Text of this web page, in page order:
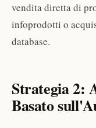
vendita diretta di
infoprodotti o
database.
Strategia 2:
Basato